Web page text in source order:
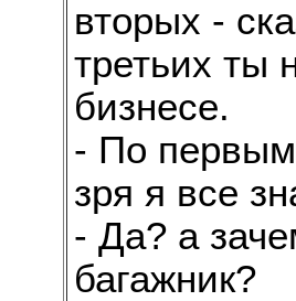
вторых -
третьих ты
бизнесе.
- По первым
зря я все
- Да? а
багажник?